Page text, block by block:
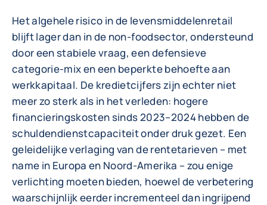
Het algehele risico in de levensmiddelenretail
blijft lager dan in de non-foodsector, ondersteund
door een stabiele vraag, een defensieve
categorie-mix en een beperkte behoefte aan
werkkapitaal. De kredietcijfers zijn echter niet
meer zo sterk als in het verleden: hogere
financieringskosten sinds 2023–2024 hebben de
schuldendienstcapaciteit onder druk gezet. Een
geleidelijke verlaging van de rentetarieven – met
name in Europa en Noord-Amerika – zou enige
verlichting moeten bieden, hoewel de verbetering
waarschijnlijk eerder incrementeel dan ingrijpend